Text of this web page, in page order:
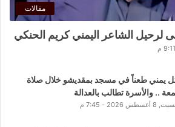
مقالات
لرحيل الشاعر اليمني كريم الحنكي
يمني طعناً في مسجد بمقديشو خلال صلاة
.. والأسرة تطالب بالعدالة
8 أغسطس 2026 - 7:45 م